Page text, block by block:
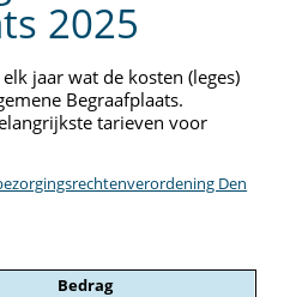
2025
jaar wat de kosten (leges)
Begraafplaats.
tarieven voor
Den
Bedrag